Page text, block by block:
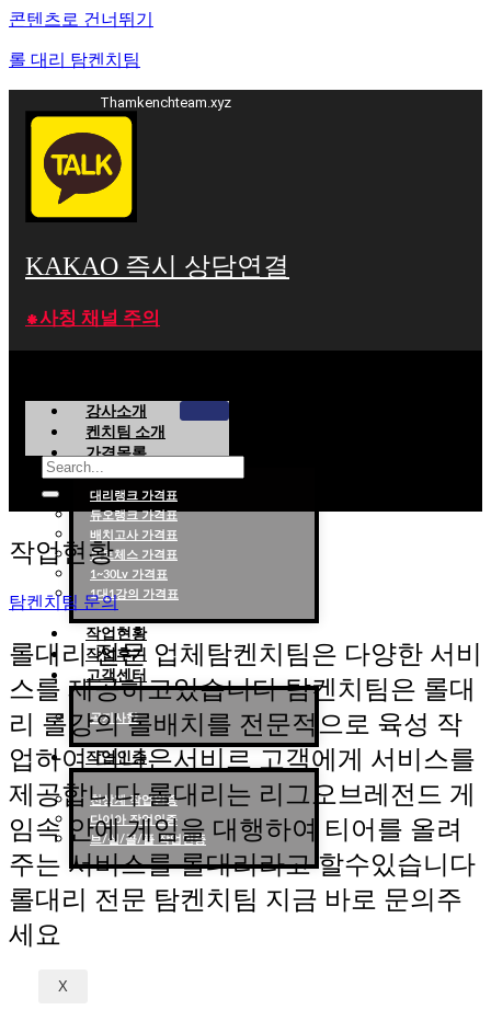
콘텐츠로 건너뛰기
롤 대리 탐켄치팀
Thamkenchteam.xyz
KAKAO 즉시 상담연결
⁕사칭 채널 주의
강사소개
켄치팀 소개
가격목록
대리랭크 가격표
듀오랭크 가격표
배치고사 가격표
롤토체스 가격표
1~30Lv 가격표
1대1강의 가격표
작업현황
작업후기
고객센터
공지사항
작업인증
천상계 작업인증
다이아 작업인증
브/실/골/플 작업인증
X
작업현황
탐켄치팀 문의
롤대리 전문 업체탐켄치팀은 다양한 서비
스를 제공하고있습니다 탐켄치팀은 롤대
리 롤강의 롤배치를 전문적으로 육성 작
업하여 더나은서비르 고객에게 서비스를
제공합니다 롤대리는 리그오브레전드 게
임속 안에 게임을 대행하여 티어를 올려
주는 서비스를 롤대리라고 할수있습니다
롤대리 전문 탐켄치팀 지금 바로 문의주
세요